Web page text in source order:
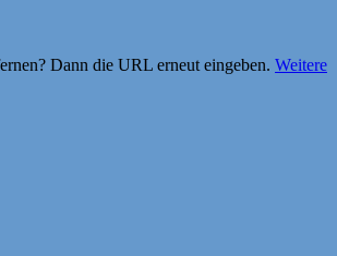
Dann die URL erneut eingeben. Weitere